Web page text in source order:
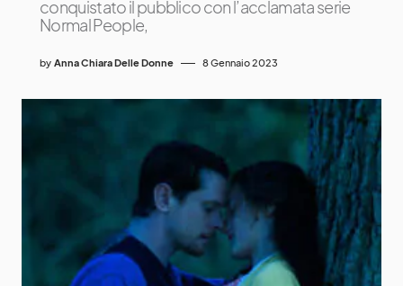
conquistato il pubblico con l’acclamata serie
Normal People,
by Anna Chiara Delle Donne 8 Gennaio 2023